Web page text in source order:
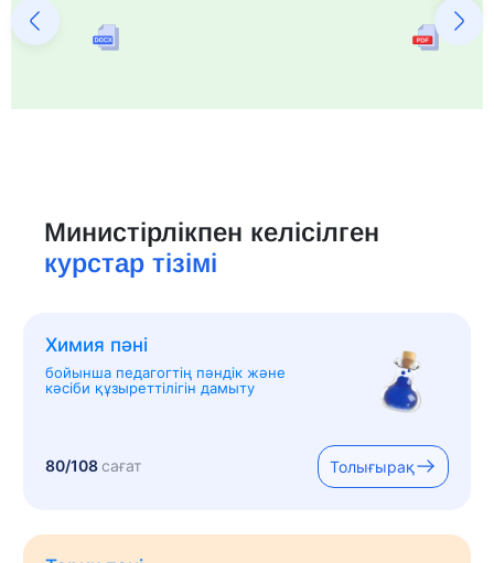
Министірлікпен келісілген
курстар тізімі
Химия пәні
бойынша педагогтің пәндік және
кәсіби құзыреттілігін дамыту
80/108сағат Толығырақ